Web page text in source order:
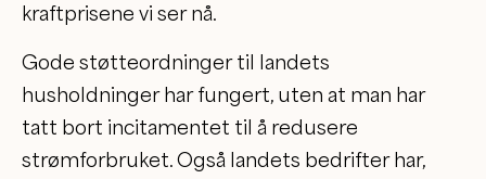
kraftprisene vi ser nå.
Gode støtteordninger til landets
husholdninger har fungert, uten at man har
tatt bort incitamentet til å redusere
strømforbruket. Også landets bedrifter har,